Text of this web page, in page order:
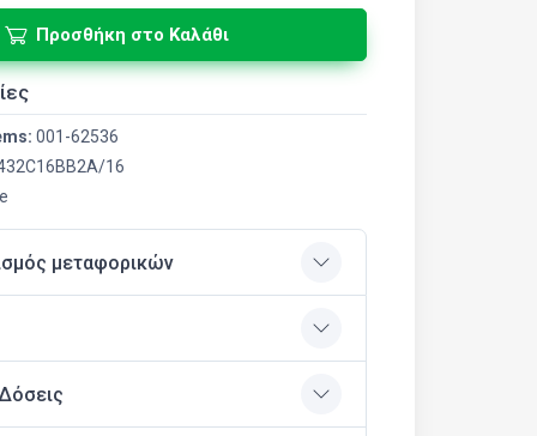
Προσθήκη στο Καλάθι
001-62536
16
μεταφορικών